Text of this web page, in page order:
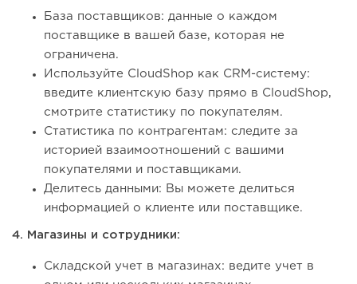
База поставщиков: данные о каждом
поставщике в вашей базе, которая не
ограничена.
Используйте CloudShop как CRM-систему:
введите клиентскую базу прямо в CloudShop,
смотрите статистику по покупателям.
Статистика по контрагентам: следите за
историей взаимоотношений с вашими
покупателями и поставщиками.
Делитесь данными: Вы можете делиться
информацией о клиенте или поставщике.
4. Магазины и сотрудники:
Складской учет в магазинах: ведите учет в